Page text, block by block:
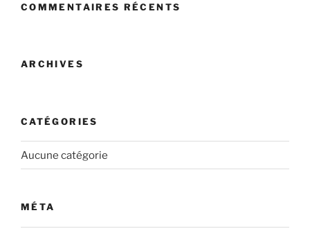
COMMENTAIRES RÉCENTS
ARCHIVES
CATÉGORIES
Aucune catégorie
MÉTA